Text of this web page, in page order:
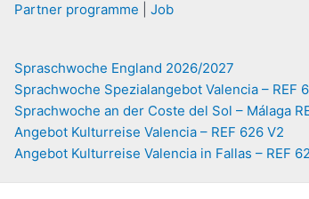
Partner programme Job
Spraschwoche England 2026/2027
Sprachwoche Spezialangebot Valencia – REF
Sprachwoche an der Coste del Sol – Málaga
Angebot Kulturreise Valencia – REF 626 V2
Angebot Kulturreise Valencia in Fallas – REF